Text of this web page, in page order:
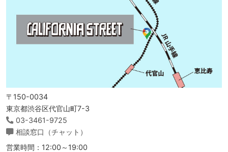
〒150-0034
東京都渋谷区代官山町7-3
03-3461-9725
相談窓口（チャット）
営業時間：12:00～19:00